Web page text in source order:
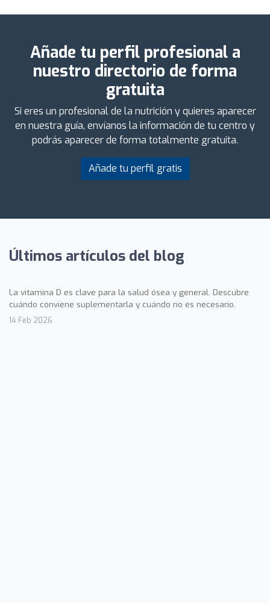
Añade tu perfil profesional a
nuestro directorio de forma
gratuita
Si eres un profesional de la nutrición y quieres aparecer
en nuestra guía, envíanos la información de tu centro y
podrás aparecer de forma totalmente gratuita.
Añade tu perfil gratis
Últimos artículos del blog
La vitamina D es clave para la salud ósea y general. Descubre
cuándo conviene suplementarla y cuándo no es necesario.
14 Feb 2026